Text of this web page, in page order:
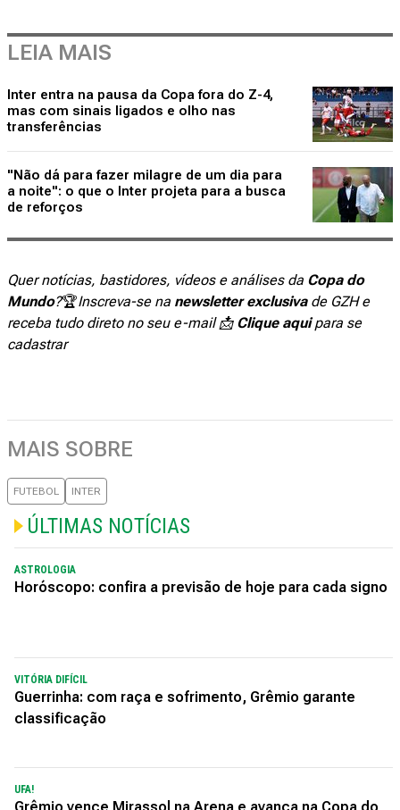
LEIA MAIS
Inter entra na pausa da Copa fora do Z-4,
mas com sinais ligados e olho nas
transferências
"Não dá para fazer milagre de um dia para
a noite": o que o Inter projeta para a busca
de reforços
Quer notícias, bastidores, vídeos e análises da Copa do
Mundo?🏆Inscreva-se na newsletter exclusivade GZH e
receba tudo direto no seu e-mail 📩 Clique aquipara se
cadastrar
MAIS SOBRE
FUTEBOL INTER
ÚLTIMAS NOTÍCIAS
ASTROLOGIA
Horóscopo: confira a previsão de hoje para cada signo
VITÓRIA DIFÍCIL
Guerrinha: com raça e sofrimento, Grêmio garante
classificação
UFA!